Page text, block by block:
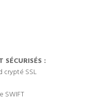
SÉCURISÉS :
crypté SSL
SWIFT